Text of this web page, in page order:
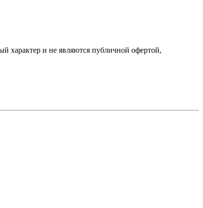
характер и не являются публичной офертой,